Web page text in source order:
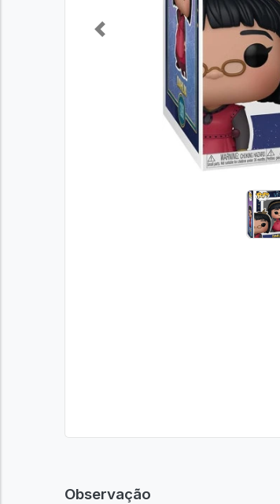
Previous
Observação